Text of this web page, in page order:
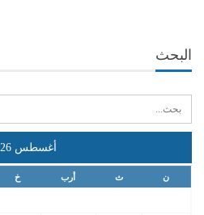
البحث
أغسطس 2026
ن ث أرب خ